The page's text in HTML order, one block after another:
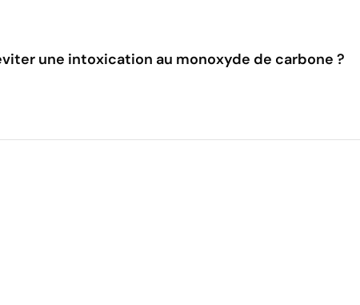
une intoxication au monoxyde de carbone ?